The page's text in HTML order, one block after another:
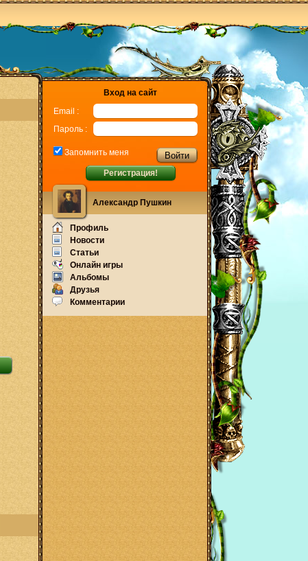
Вход на сайт
Email :
Пароль :
Запомнить меня
Регистрация!
Александр Пушкин
Профиль
Новости
Статьи
Онлайн игры
Альбомы
Друзья
Комментарии